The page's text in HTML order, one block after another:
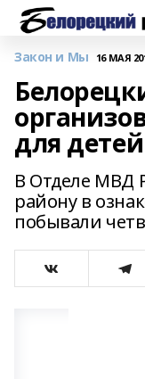
Закон и Мы 16 МАЯ
для детей
В Отделе МВД
району в
побывали